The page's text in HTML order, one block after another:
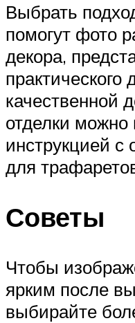
Выбрать
помогут фото
декора,
практического
качественной
отделки можно
инструкцией с
для
Советы
Чтобы
ярким после
выбирайте